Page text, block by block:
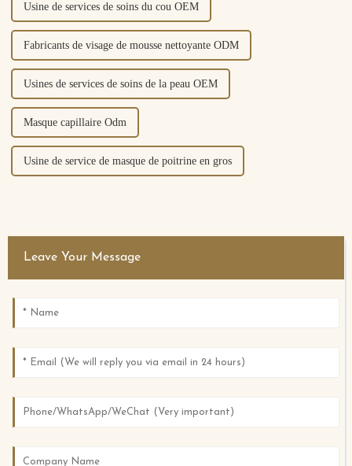
Usine de services de soins du cou OEM
Fabricants de visage de mousse nettoyante ODM
Usines de services de soins de la peau OEM
Masque capillaire Odm
Usine de service de masque de poitrine en gros
Leave Your Message